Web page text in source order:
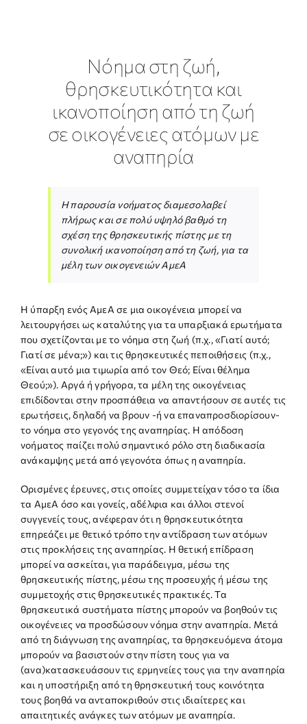
Νόημα στη ζωή,
θρησκευτικότητα και
ικανοποίηση από τη ζωή
σε οικογένειες ατόμων με
αναπηρία
Η παρουσία νοήματος διαμεσολαβεί
πλήρως και σε πολύ υψηλό βαθμό τη
σχέση της θρησκευτικής πίστης με τη
συνολική ικανοποίηση από τη ζωή, για τα
μέλη των οικογενειών ΑμεΑ
Η ύπαρξη ενός ΑμεΑ σε μια οικογένεια μπορεί να
λειτουργήσει ως καταλύτης για τα υπαρξιακά ερωτήματα
που σχετίζονται με το νόημα στη ζωή (π.χ., «Γιατί αυτό;
Γιατί σε μένα;») και τις θρησκευτικές πεποιθήσεις (π.χ.,
«Είναι αυτό μια τιμωρία από τον Θεό; Είναι θέλημα
Θεού;»). Αργά ή γρήγορα, τα μέλη της οικογένειας
επιδίδονται στην προσπάθεια να απαντήσουν σε αυτές τις
ερωτήσεις, δηλαδή να βρουν -ή να επαναπροσδιορίσουν-
το νόημα στο γεγονός της αναπηρίας. Η απόδοση
νοήματος παίζει πολύ σημαντικό ρόλο στη διαδικασία
ανάκαμψης μετά από γεγονότα όπως η αναπηρία.
Ορισμένες έρευνες, στις οποίες συμμετείχαν τόσο τα ίδια
τα ΑμεΑ όσο και γονείς, αδέλφια και άλλοι στενοί
συγγενείς τους, ανέφεραν ότι η θρησκευτικότητα
επηρεάζει με θετικό τρόπο την αντίδραση των ατόμων
στις προκλήσεις της αναπηρίας. Η θετική επίδραση
μπορεί να ασκείται, για παράδειγμα, μέσω της
θρησκευτικής πίστης, μέσω της προσευχής ή μέσω της
συμμετοχής στις θρησκευτικές πρακτικές. Τα
θρησκευτικά συστήματα πίστης μπορούν να βοηθούν τις
οικογένειες να προσδώσουν νόημα στην αναπηρία. Μετά
από τη διάγνωση της αναπηρίας, τα θρησκευόμενα άτομα
μπορούν να βασιστούν στην πίστη τους για να
(ανα)κατασκευάσουν τις ερμηνείες τους για την αναπηρία
και η υποστήριξη από τη θρησκευτική τους κοινότητα
τους βοηθά να ανταποκριθούν στις ιδιαίτερες και
απαιτητικές ανάγκες των ατόμων με αναπηρία.